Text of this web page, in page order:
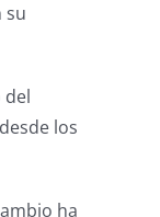
su
del
los
ha